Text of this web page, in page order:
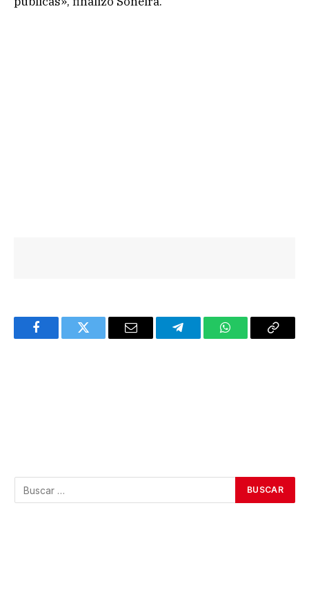
FacebookTwitter Email TelegramWhatsAppCopy